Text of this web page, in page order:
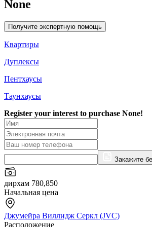
None
Получите экспертную помощь
Квартиры
Дуплексы
Пентхаусы
Таунхаусы
Register your interest to purchase None!
Закажите
дирхам 780,850
Начальная цена
Джумейра Виллидж Серкл (JVC)
Расположение